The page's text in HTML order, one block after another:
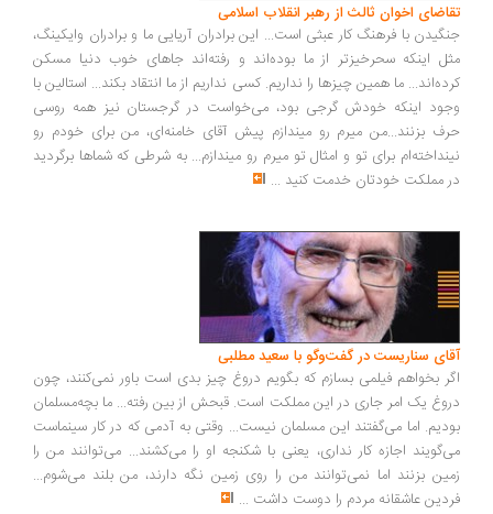
اخوان ثالث از رهبر انقلاب اسلامی
با فرهنگ کار عبثی است... این برادران آریایی ما و برادران وایکینگ،
اینکه سحرخیزتر از ما بوده‌اند و رفته‌اند جاهای خوب دنیا مسکن
ما همین چیزها را نداریم. کسی نداریم از ما انتقاد بکند... استالین با
اینکه خودش گرجی بود، می‌خواست در گرجستان نیز همه روسی
بزنند...من میرم رو میندازم پیش آقای خامنه‌ای، من برای خودم رو
برای تو و امثال تو میرم رو میندازم... به شرطی که شماها برگردید
مملکت خودتان خدمت کنید...
سناریست در گفت‌وگو با سعید مطلبی
بخواهم فیلمی بسازم که بگویم دروغ چیز بدی است باور نمی‌کنند، چون
یک امر جاری در این مملکت است. قبحش از بین رفته... ما بچه‌مسلمان
اما می‌گفتند این مسلمان نیست... وقتی به آدمی که در کار سینماست
اجازه کار نداری، یعنی با شکنجه او را می‌کشند... می‌توانند من را
بزنند اما نمی‌توانند من را روی زمین نگه دارند، من بلند می‌شوم...
عاشقانه مردم را دوست داشت ...